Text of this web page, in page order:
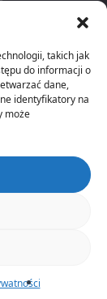
takich jak
do informacji o
dane,
identyfikatory na
może